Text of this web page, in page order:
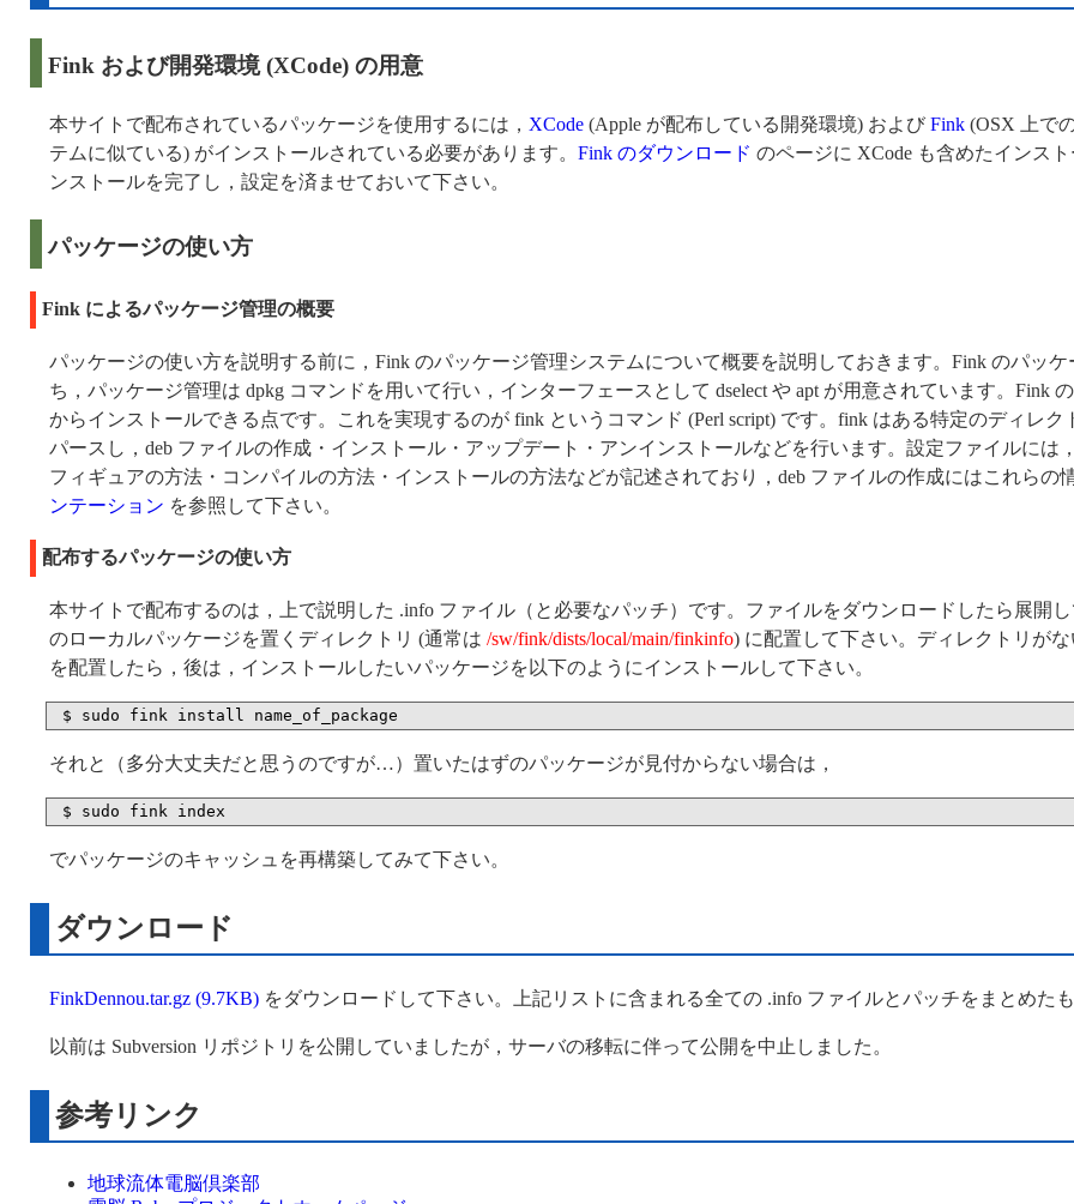
Fink および開発環境 (XCode) の用意
本サイトで配布されているパッケージを使用するには， XCode (Apple が配布している開発環境) および Fink (OSX 上で
テムに似ている) がインストールされている必要があります。 Fink のダウンロード のページに XCode も含めたインス
ンストールを完了し，設定を済ませておいて下さい。
パッケージの使い方
Fink によるパッケージ管理の概要
パッケージの使い方を説明する前に，Fink のパッケージ管理システムについて概要を説明しておきます。Fink のパッ
ち，パッケージ管理は dpkg コマンドを用いて行い，インターフェースとして dselect や apt が用意されています。Fink
からインストールできる点です。これを実現するのが fink というコマンド (Perl script) です。fink はある特定のディレ
パースし，deb ファイルの作成・インストール・アップデート・アンインストールなどを行います。設定ファイルに
フィギュアの方法・コンパイルの方法・インストールの方法などが記述されており，deb ファイルの作成にはこれらの
ンテーション を参照して下さい。
配布するパッケージの使い方
本サイトで配布するのは，上で説明した .info ファイル（と必要なパッチ）です。ファイルをダウンロードしたら展開
のローカルパッケージを置くディレクトリ (通常は /sw/fink/dists/local/main/finkinfo) に配置して下さい。ディレクトリが
を配置したら，後は，インストールしたいパッケージを以下のようにインストールして下さい。
それと（多分大丈夫だと思うのですが…）置いたはずのパッケージが見付からない場合は，
でパッケージのキャッシュを再構築してみて下さい。
ダウンロード
FinkDennou.tar.gz (9.7KB) をダウンロードして下さい。上記リストに含まれる全ての .info ファイルとパッチをまとめたも
以前は Subversion リポジトリを公開していましたが，サーバの移転に伴って公開を中止しました。
参考リンク
地球流体電脳倶楽部